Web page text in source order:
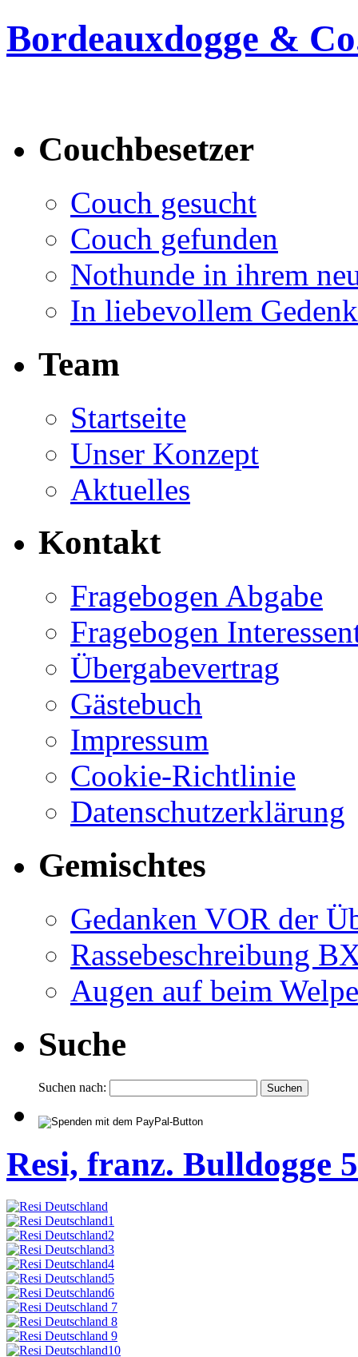
Bordeauxdogge &
Couchbesetzer
Couch gesucht
Couch gefunden
Nothunde in ihrem
In liebevollem
Team
Startseite
Unser Konzept
Aktuelles
Kontakt
Fragebogen Abgabe
Fragebogen
Übergabevertrag
Gästebuch
Impressum
Cookie-Richtlinie
Datenschutzerklärung
Gemischtes
Gedanken VOR der
Rassebeschreibung
Augen auf beim
Suche
Suchen nach:
Resi, franz. Bulldogge